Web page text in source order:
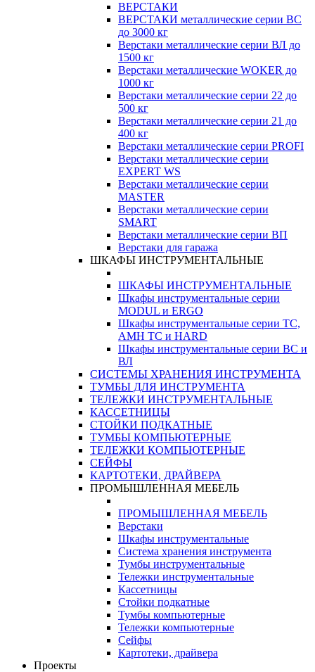
ВЕРСТАКИ
ВЕРСТАКИ металлические серии ВС
до 3000 кг
Верстаки металлические серии ВЛ до
1500 кг
Верстаки металлические WOKER до
1000 кг
Верстаки металлические серии 22 до
500 кг
Верстаки металлические серии 21 до
400 кг
Верстаки металлические серии PROFI
Верстаки металлические серии
EXPERT WS
Верстаки металлические серии
MASTER
Верстаки металлические серии
SMART
Верстаки металлические серии ВП
Верстаки для гаража
ШКАФЫ ИНСТРУМЕНТАЛЬНЫЕ
ШКАФЫ ИНСТРУМЕНТАЛЬНЫЕ
Шкафы инструментальные серии
MODUL и ERGO
Шкафы инструментальные серии ТС,
АМН ТС и HARD
Шкафы инструментальные серии ВС и
ВЛ
СИСТЕМЫ ХРАНЕНИЯ ИНСТРУМЕНТА
ТУМБЫ ДЛЯ ИНСТРУМЕНТА
ТЕЛЕЖКИ ИНСТРУМЕНТАЛЬНЫЕ
КАССЕТНИЦЫ
СТОЙКИ ПОДКАТНЫЕ
ТУМБЫ КОМПЬЮТЕРНЫЕ
ТЕЛЕЖКИ КОМПЬЮТЕРНЫЕ
СЕЙФЫ
КАРТОТЕКИ, ДРАЙВЕРА
ПРОМЫШЛЕННАЯ МЕБЕЛЬ
ПРОМЫШЛЕННАЯ МЕБЕЛЬ
Верстаки
Шкафы инструментальные
Система хранения инструмента
Тумбы инструментальные
Тележки инструментальные
Кассетницы
Стойки подкатные
Тумбы компьютерные
Тележки компьютерные
Сейфы
Картотеки, драйвера
Проекты